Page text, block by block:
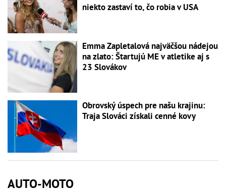
niekto zastaví to, čo robia v USA
Emma Zapletalová najväčšou nádejou
na zlato: Štartujú ME v atletike aj s
23 Slovákov
Obrovský úspech pre našu krajinu:
Traja Slováci získali cenné kovy
AUTO-MOTO